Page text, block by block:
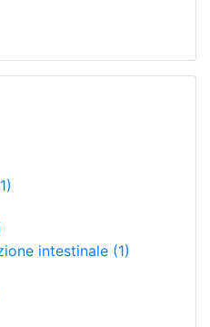
intestinale (1)